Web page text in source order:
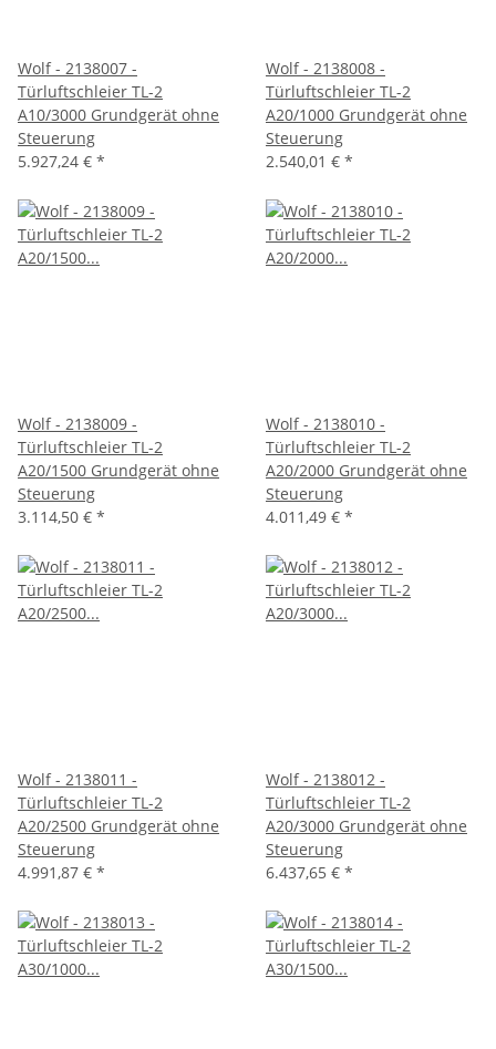
Wolf - 2138007 -
Türluftschleier TL-2
A10/3000 Grundgerät ohne
Steuerung
5.927,24 € *
Wolf - 2138008 -
Türluftschleier TL-2
A20/1000 Grundgerät ohne
Steuerung
2.540,01 € *
Wolf - 2138009 -
Türluftschleier TL-2
A20/1500 Grundgerät ohne
Steuerung
3.114,50 € *
Wolf - 2138010 -
Türluftschleier TL-2
A20/2000 Grundgerät ohne
Steuerung
4.011,49 € *
Wolf - 2138011 -
Türluftschleier TL-2
A20/2500 Grundgerät ohne
Steuerung
4.991,87 € *
Wolf - 2138012 -
Türluftschleier TL-2
A20/3000 Grundgerät ohne
Steuerung
6.437,65 € *